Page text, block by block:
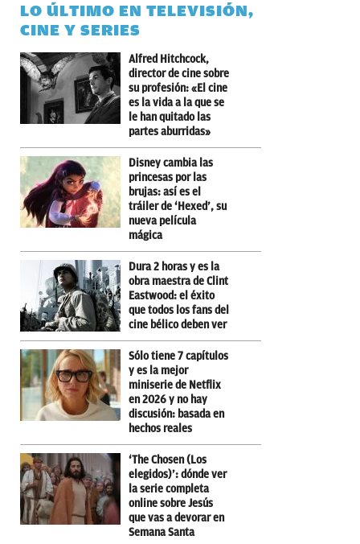
LO ÚLTIMO EN TELEVISIÓN,
CINE Y SERIES
Alfred Hitchcock,
director de cine sobre
su profesión: «El cine
es la vida a la que se
le han quitado las
partes aburridas»
Disney cambia las
princesas por las
brujas: así es el
tráiler de ‘Hexed’, su
nueva película
mágica
Dura 2 horas y es la
obra maestra de Clint
Eastwood: el éxito
que todos los fans del
cine bélico deben ver
Sólo tiene 7 capítulos
y es la mejor
miniserie de Netflix
en 2026 y no hay
discusión: basada en
hechos reales
‘The Chosen (Los
elegidos)’: dónde ver
la serie completa
online sobre Jesús
que vas a devorar en
Semana Santa